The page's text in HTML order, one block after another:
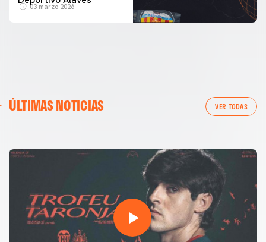
03 marzo 2026
ÚLTIMAS NOTICIAS VER TODAS
54ª EDICIÓN TROFEU TARONJA